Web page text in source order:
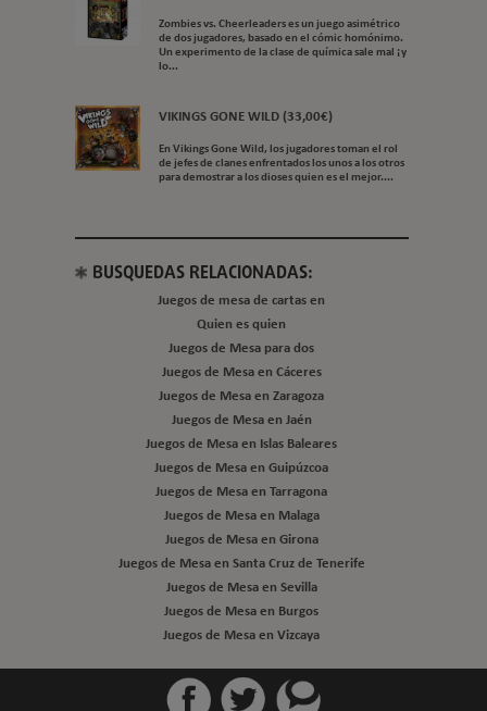
Zombies vs. Cheerleaders es un juego asimétrico
de dos jugadores, basado en el cómic homónimo.
Un experimento de la clase de química sale mal ¡y
lo...
VIKINGS GONE WILD (33,00€)
En Vikings Gone Wild, los jugadores toman el rol
de jefes de clanes enfrentados los unos a los otros
para demostrar a los dioses quien es el mejor....
BUSQUEDAS RELACIONADAS:
Juegos de mesa de cartas en
Quien es quien
Juegos de Mesa para dos
Juegos de Mesa en Cáceres
Juegos de Mesa en Zaragoza
Juegos de Mesa en Jaén
Juegos de Mesa en Islas Baleares
Juegos de Mesa en Guipúzcoa
Juegos de Mesa en Tarragona
Juegos de Mesa en Malaga
Juegos de Mesa en Girona
Juegos de Mesa en Santa Cruz de Tenerife
Juegos de Mesa en Sevilla
Juegos de Mesa en Burgos
Juegos de Mesa en Vizcaya